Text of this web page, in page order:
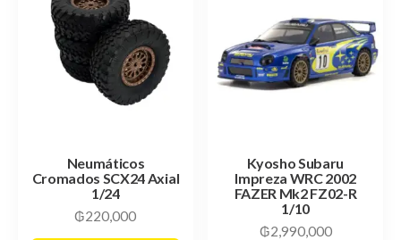
Neumáticos
Cromados SCX24 Axial
1/24
₲220,000
Kyosho Subaru
Impreza WRC 2002
FAZER Mk2 FZ02-R
1/10
₲2,990,000